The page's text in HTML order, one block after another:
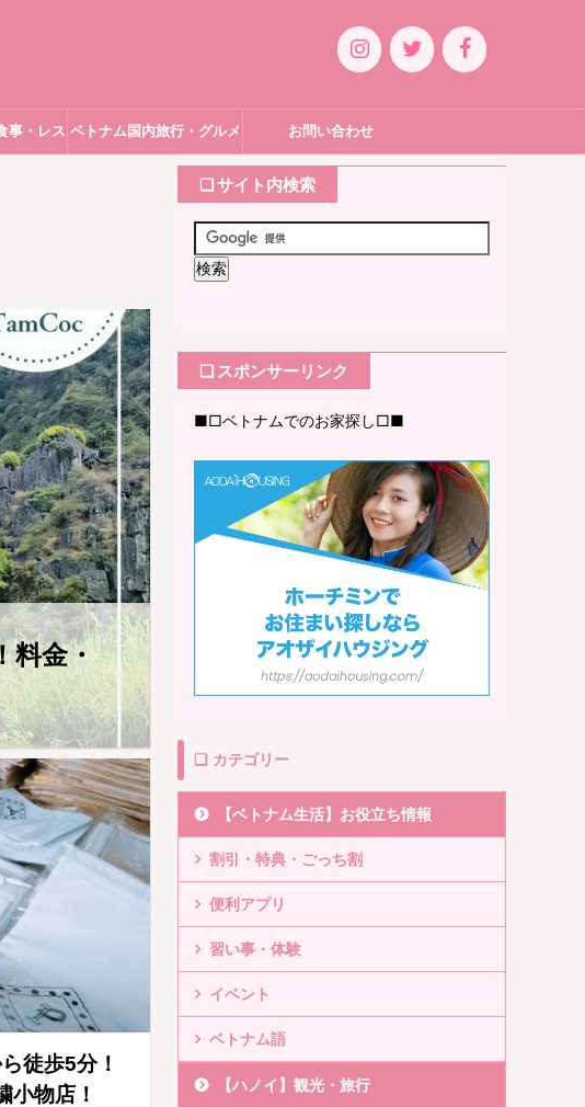
事・レス ベトナム国内旅行・グルメ お問い合わせ
料金・
徒歩5分！
小物店！
❏ サイト内検索
❏ スポンサーリンク
■□ベトナムでのお家探し□■
❏ カテゴリー
【ベトナム生活】お役立ち情報
割引・特典・ごっち割
便利アプリ
習い事・体験
イベント
ベトナム語
【ハノイ】観光・旅行